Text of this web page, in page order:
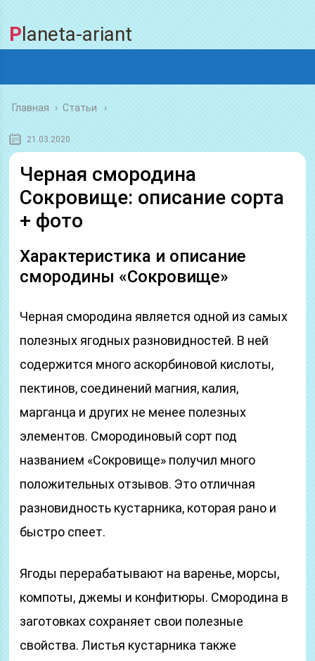
Planeta-ariant
Главная › Статьи
21.03.2020
Черная смородина
Сокровище: описание сорта
+ фото
Характеристика и описание
смородины «Сокровище»
Черная смородина является одной из самых
полезных ягодных разновидностей. В ней
содержится много аскорбиновой кислоты,
пектинов, соединений магния, калия,
марганца и других не менее полезных
элементов. Смородиновый сорт под
названием «Сокровище» получил много
положительных отзывов. Это отличная
разновидность кустарника, которая рано и
быстро спеет.
Ягоды перерабатывают на варенье, морсы,
компоты, джемы и конфитюры. Смородина в
заготовках сохраняет свои полезные
свойства. Листья кустарника также